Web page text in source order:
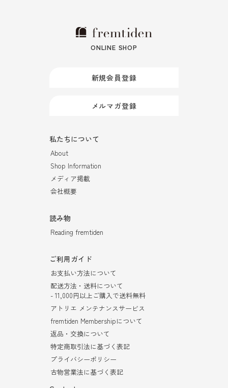
ONLINE SHOP
新規会員登録
メルマガ登録
私たちについて
About
Shop Information
メディア掲載
会社概要
読み物
Reading fremtiden
ご利用ガイド
お支払い方法について
配送方法・送料について
- 11,000円以上ご購入で送料無料
アトリエ メンテナンスサービス
fremtiden Membershipについて
返品・交換について
特定商取引法に基づく表記
プライバシーポリシー
古物営業法に基づく表記